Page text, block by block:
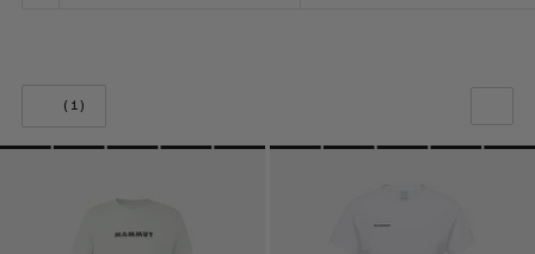
(1)
NAŠE DOPORUČENÍ